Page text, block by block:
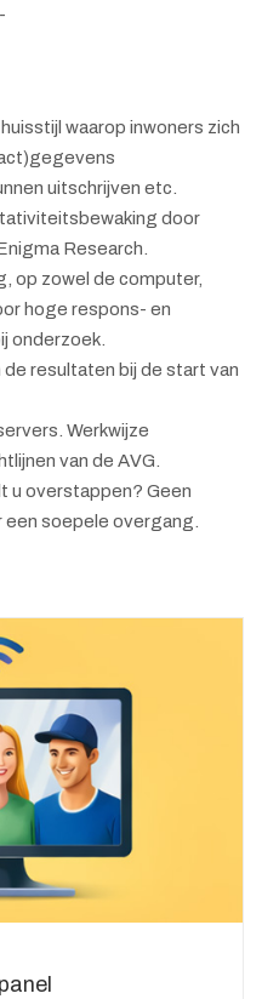
waarop inwoners zich
uitschrijven etc.
door
Research.
op zowel de computer,
hoge respons- en
onderzoek.
resultaten bij de start van
Werkwijze
van de AVG.
u overstappen? Geen
soepele overgang.